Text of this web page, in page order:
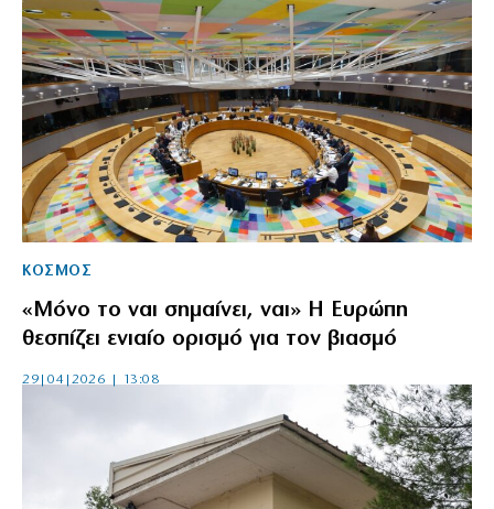
ΚΟΣΜΟΣ
«Μόνο το ναι σημαίνει, ναι» Η Ευρώπη
θεσπίζει ενιαίο ορισμό για τον βιασμό
29|04|2026 | 13:08